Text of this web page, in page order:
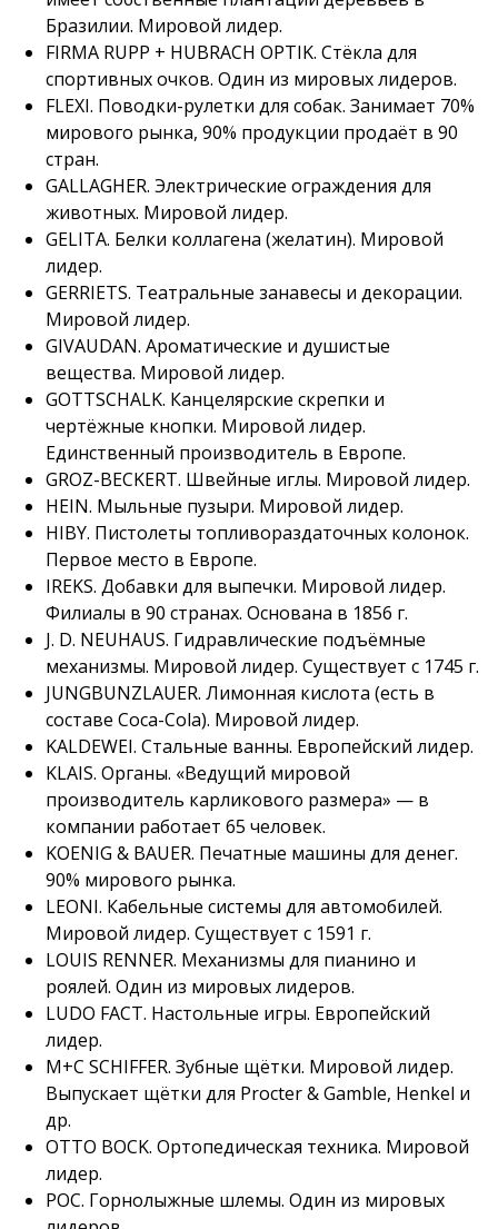
Бразилии. Мировой лидер.
FIRMA RUPP + HUBRACH OPTIK. Стёкла для
спортивных очков. Один из мировых лидеров.
FLEXI. Поводки-рулетки для собак. Занимает 70%
мирового рынка, 90% продукции продаёт в 90
стран.
GALLAGHER. Электрические ограждения для
животных. Мировой лидер.
GELITA. Белки коллагена (желатин). Мировой
лидер.
GERRIETS. Театральные занавесы и декорации.
Мировой лидер.
GIVAUDAN. Ароматические и душистые
вещества. Мировой лидер.
GOTTSCHALK. Канцелярские скрепки и
чертёжные кнопки. Мировой лидер.
Единственный производитель в Европе.
GROZ-BECKERT. Швейные иглы. Мировой лидер.
HEIN. Мыльные пузыри. Мировой лидер.
HIBY. Пистолеты топливораздаточных колонок.
Первое место в Европе.
IREKS. Добавки для выпечки. Мировой лидер.
Филиалы в 90 странах. Основана в 1856 г.
J. D. NEUHAUS. Гидравлические подъёмные
механизмы. Мировой лидер. Существует с 1745 г.
JUNGBUNZLAUER. Лимонная кислота (есть в
составе Coca-Cola). Мировой лидер.
KALDEWEI. Стальные ванны. Европейский лидер.
KLAIS. Органы. «Ведущий мировой
производитель карликового размера» — в
компании работает 65 человек.
KOENIG & BAUER. Печатные машины для денег.
90% мирового рынка.
LEONI. Кабельные системы для автомобилей.
Мировой лидер. Существует с 1591 г.
LOUIS RENNER. Механизмы для пианино и
роялей. Один из мировых лидеров.
LUDO FACT. Настольные игры. Европейский
лидер.
M+C SCHIFFER. Зубные щётки. Мировой лидер.
Выпускает щётки для Procter & Gamble, Henkel и
др.
OTTO BOCK. Ортопедическая техника. Мировой
лидер.
POC. Горнолыжные шлемы. Один из мировых